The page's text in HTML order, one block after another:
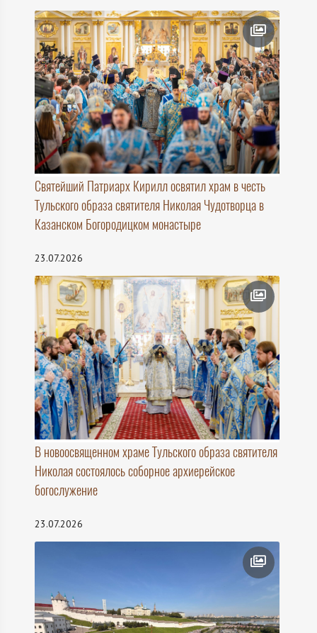
Святейший Патриарх Кирилл освятил храм в честь
Тульского образа святителя Николая Чудотворца в
Казанском Богородицком монастыре
23.07.2026
В новоосвященном храме Тульского образа святителя
Николая состоялось соборное архиерейское
богослужение
23.07.2026